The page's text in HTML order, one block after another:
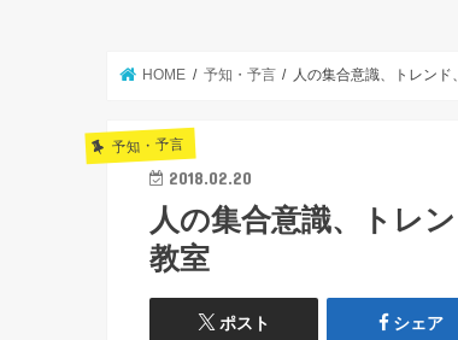
HOME 予知・予言 人の集合意識、トレン
予知・予言
2018.02.20
人の集合意識、トレ
教室
ポスト シェア